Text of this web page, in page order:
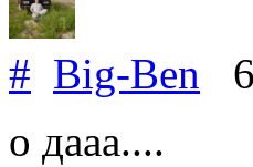
# Big-Ben
о дааа....